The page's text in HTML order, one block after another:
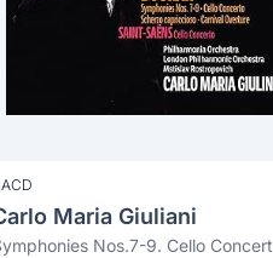
Maria Giuliani